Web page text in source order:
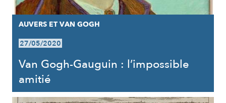
AUVERS ET VAN GOGH
27/05/2020
Van Gogh-Gauguin : l’impossible
amitié